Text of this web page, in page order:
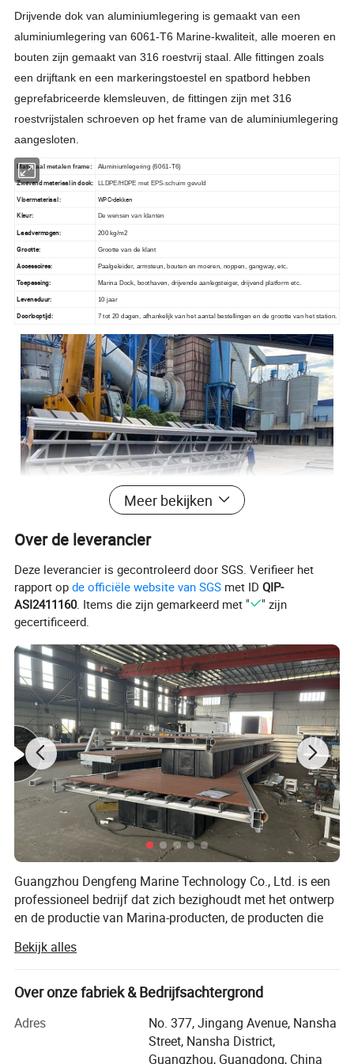
Drijvende dok van aluminiumlegering is gemaakt van een
aluminiumlegering van 6061-T6 Marine-kwaliteit, alle moeren en
bouten zijn gemaakt van 316 roestvrij staal. Alle fittingen zoals
een drijftank en een markeringstoestel en spatbord hebben
geprefabriceerde klemsleuven, de fittingen zijn met 316
roestvrijstalen schroeven op het frame van de aluminiumlegering
aangesloten.
Materiaal metalen frame: Aluminiumlegering (6061-T6)
Zwevend materiaal in dock: LLDPE/HDPE met EPS-schuim gevuld
Vloermateriaal :
WPC-dekken
Kleur:
De wensen van klanten
Laadvermogen: 200 kg/m2
Grootte: Grootte van de klant
Accessoires: Paalgeleider, armsteun, bouten en moeren, noppen, gangway, etc.
Toepassing: Marina Dock, boothaven, drijvende aanlegsteiger, drijvend platform etc.
Levensduur: 10 jaar
Doorlooptijd: 7 tot 20 dagen, afhankelijk van het aantal bestellingen en de grootte van het station.
Meer bekijken
Over de leverancier
Deze leverancier is gecontroleerd door SGS. Verifieer het
rapport opde officiële website van SGS met IDQIP-
ASI2411160. Items die zijn gemarkeerd met "
" zijn
gecertificeerd.
Guangzhou Dengfeng Marine Technology Co., Ltd. is een
professioneel bedrijf dat zich bezighoudt met het ontwerp
en de productie van Marina-producten, de producten die
pontoon, een aluminiumlegering Marina-gangway, een
boei, een drijftank en aanverwante producten. Als
professioneel bedrijf in de jachthaven bieden we een 'one-
inclusief R&D-engineering, ontwerp, productie, verkoop,
constructie en onderhoud. We hebben een professioneel
Bekijk alles
Over onze fabriek & Bedrijfsachtergrond
Adres
No. 377, Jingang Avenue, Nansha
Street, Nansha District,
Guangzhou, Guangdong, China